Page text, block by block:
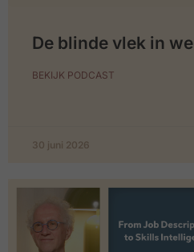
De blinde vlek in
BEKIJK PODCAST
30 juni 2026